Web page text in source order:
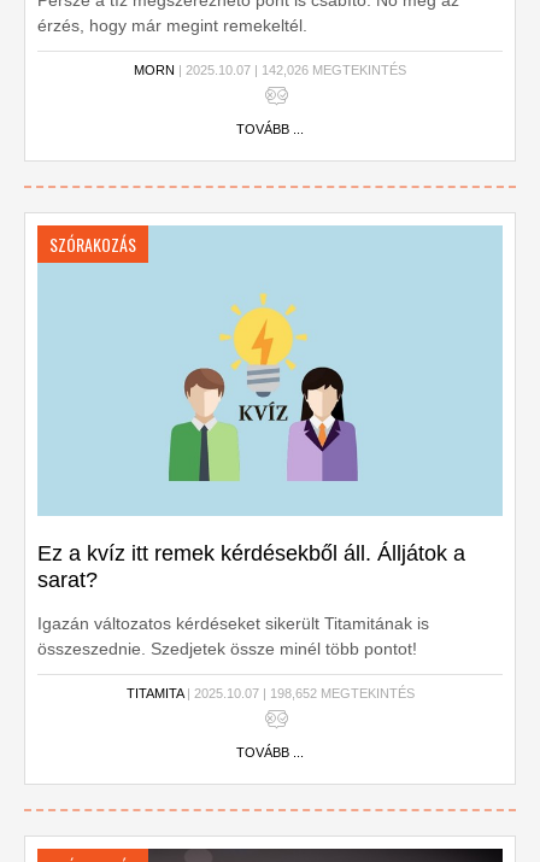
érzés, hogy már megint remekeltél.
MORN | 2025.10.07 | 142,026 MEGTEKINTÉS
TOVÁBB ...
SZÓRAKOZÁS
Ez a kvíz itt remek kérdésekből áll. Álljátok a
sarat?
Igazán változatos kérdéseket sikerült Titamitának is
összeszednie. Szedjetek össze minél több pontot!
TITAMITA| 2025.10.07 | 198,652 MEGTEKINTÉS
TOVÁBB ...